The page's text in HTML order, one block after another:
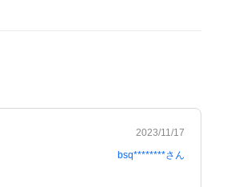
2023/11/17
bsq********さん